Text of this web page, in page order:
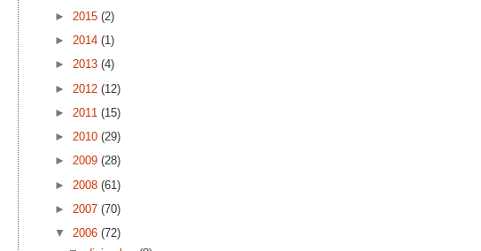
► 2015 (2)
► 2014 (1)
► 2013 (4)
► 2012 (12)
► 2011 (15)
► 2010 (29)
► 2009 (28)
► 2008 (61)
► 2007 (70)
▼ 2006 (72)